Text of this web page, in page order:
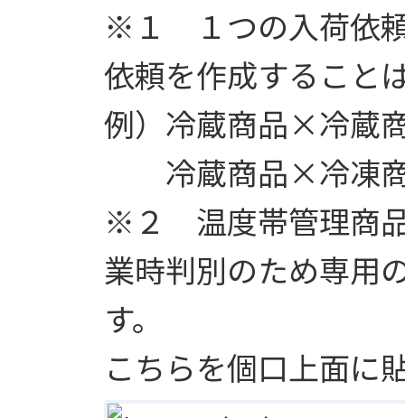
※１ １つの入荷依
依頼を作成すること
例）冷蔵商品×冷
冷蔵商品×冷凍
※２ 温度帯管理商
業時判別のため専用
す。
こちらを個口上面に